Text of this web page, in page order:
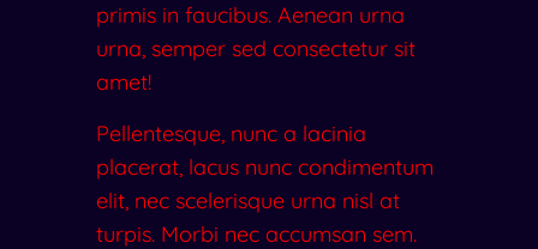
primis in faucibus. Aenean urna
urna, semper sed consectetur sit
amet!
Pellentesque, nunc a lacinia
placerat, lacus nunc condimentum
elit, nec scelerisque urna nisl at
turpis. Morbi nec accumsan sem.